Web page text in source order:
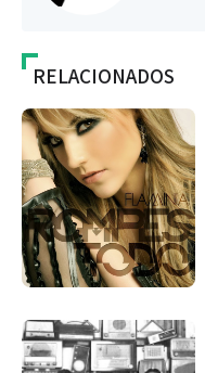
RELACIONADOS